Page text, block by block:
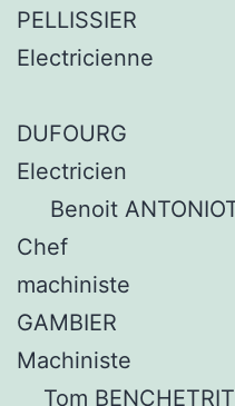
PELLISSIER
Electricienne
DUFOURG
Benoit
Chef
GAMBIER
Tom BENCHETRIT